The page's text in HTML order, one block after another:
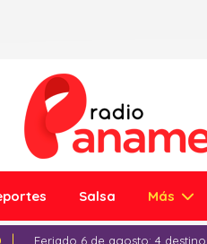
Salsa Más
Feriado 6 de agosto: 4